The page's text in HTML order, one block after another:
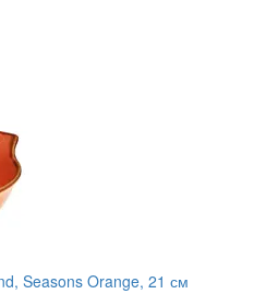
Seasons Orange, 21 см